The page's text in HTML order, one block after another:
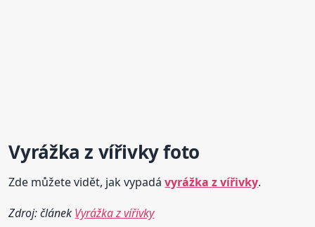
Vyrážka z vířivkyfoto
Zde můžete vidět, jak vypadávyrážka z vířivky.
Zdroj: článek Vyrážka z vířivky